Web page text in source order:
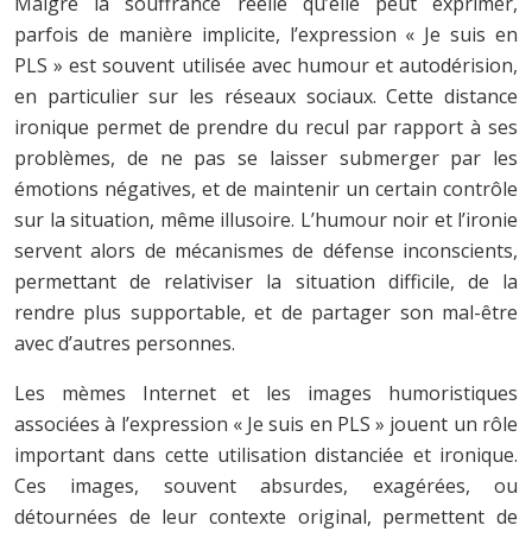
parfois de manière implicite, l’expression « Je suis en
PLS » est souvent utilisée avec humour et autodérision,
en particulier sur les réseaux sociaux. Cette distance
ironique permet de prendre du recul par rapport à ses
problèmes, de ne pas se laisser submerger par les
émotions négatives, et de maintenir un certain contrôle
sur la situation, même illusoire. L’humour noir et l’ironie
servent alors de mécanismes de défense inconscients,
permettant de relativiser la situation difficile, de la
rendre plus supportable, et de partager son mal-être
avec d’autres personnes.
Les mèmes Internet et les images humoristiques
associées à l’expression « Je suis en PLS » jouent un rôle
important dans cette utilisation distanciée et ironique.
Ces images, souvent absurdes, exagérées, ou
détournées de leur contexte original, permettent de